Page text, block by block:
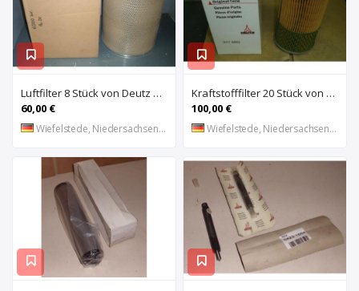
Luftfilter 8 Stück von Deutz – 6.0690.16.7.0110
60,00 €
Wiefelstede, Niedersachsen, DE
Kraftstofffilter 20 Stück von Deutz – 01175893
100,00 €
Wiefelstede, Niedersachsen, DE